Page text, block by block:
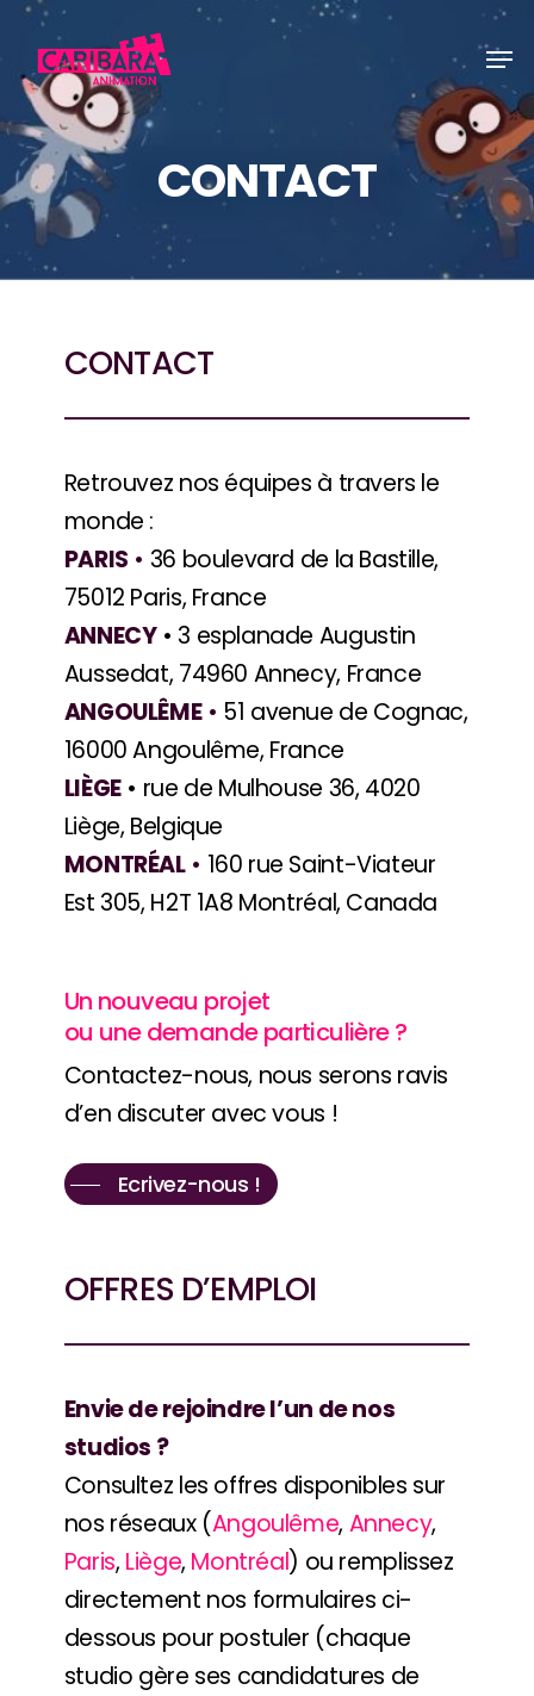
Skip
main
content
CONTACT
CONTACT
Retrouvez nos équipes à travers le
monde :
PARIS • 36 boulevard de la Bastille,
75012 Paris, France
ANNECY• 3 esplanade Augustin
Aussedat, 74960 Annecy, France
ANGOULÊME• 51 avenue de Cognac,
16000 Angoulême, France
LIÈGE• rue de Mulhouse 36, 4020
Liège, Belgique
MONTRÉAL• 160 rue Saint-Viateur
Est 305, H2T 1A8 Montréal, Canada
Un nouveau projet
ou une demande particulière ?
Contactez-nous, nous serons ravis
d’en discuter avec vous !
Ecrivez-nous !
OFFRES D’EMPLOI
Envie de rejoindre l’un de nos
studios ?
Consultez les offres disponibles sur
nos réseaux (Angoulême, Annecy,
Paris, Liège, Montréal) ou remplissez
directement nos formulaires ci-
dessous pour postuler (chaque
studio gère ses candidatures de